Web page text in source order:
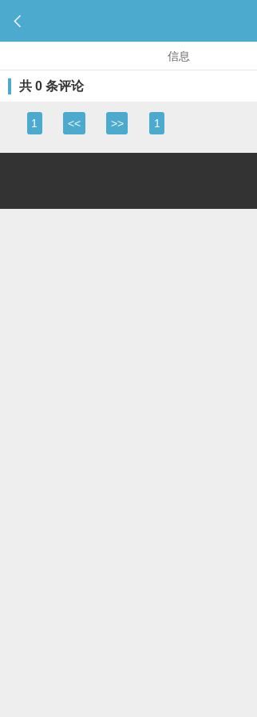

信息
共 0 条评论
1 << >> 1